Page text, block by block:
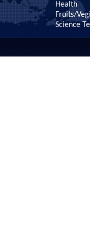
Health
Fruits/
Science